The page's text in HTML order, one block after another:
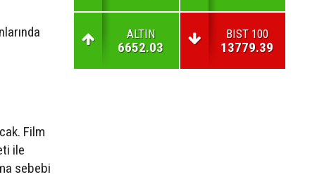
Film
ile
sebebi
ALTIN
6652.03
BIST 100
13779.39